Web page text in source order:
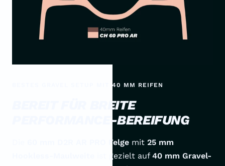
BESTES GRAVEL SETUP MIT 40 MM REIFEN
BEREIT FÜR BREITE
PERFORMANCE-BEREIFUNG
60 mm D2R AR PRO Felge mit 25 mm
ist gezielt auf 40 mm Gravel-